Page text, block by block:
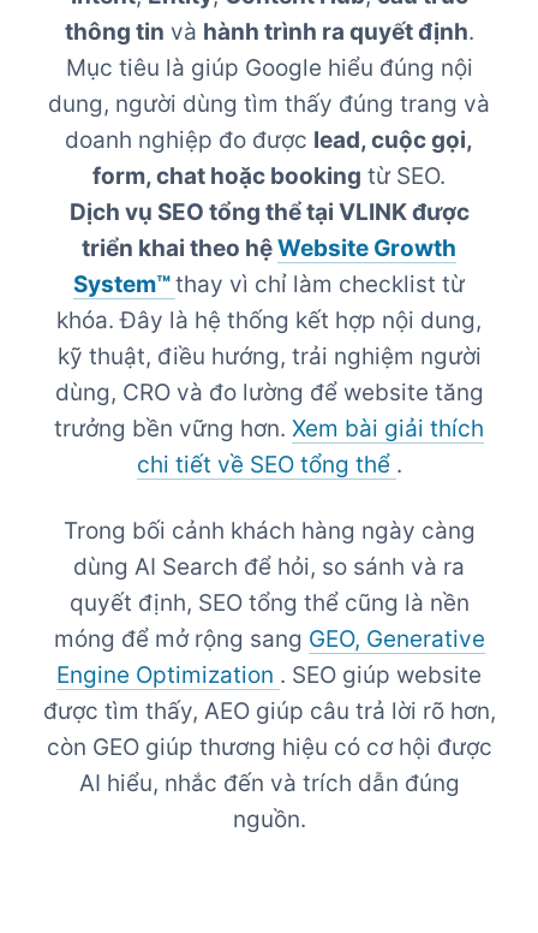
thông tin và hành trình ra quyết định.
Mục tiêu là giúp Google hiểu đúng nội
dung, người dùng tìm thấy đúng trang và
doanh nghiệp đo được lead, cuộc gọi,
form, chat hoặc booking từ SEO.
Dịch vụ SEO tổng thể tại VLINK được
triển khai theo hệWebsite Growth
System™thay vì chỉ làm checklist từ
khóa. Đây là hệ thống kết hợp nội dung,
kỹ thuật, điều hướng, trải nghiệm người
dùng, CRO và đo lường để website tăng
trưởng bền vững hơn. Xem bài giải thích
chi tiết về SEO tổng thể .
Trong bối cảnh khách hàng ngày càng
dùng AI Search để hỏi, so sánh và ra
quyết định, SEO tổng thể cũng là nền
móng để mở rộng sang GEO, Generative
Engine Optimization . SEO giúp website
được tìm thấy, AEO giúp câu trả lời rõ hơn,
còn GEO giúp thương hiệu có cơ hội được
AI hiểu, nhắc đến và trích dẫn đúng
nguồn.